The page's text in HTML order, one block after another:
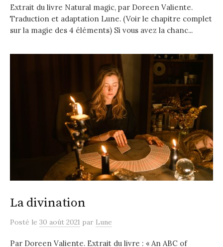
Extrait du livre Natural magic, par Doreen Valiente.
Traduction et adaptation Lune. (Voir le chapitre complet
sur la magie des 4 éléments) Si vous avez la chanc...
La divination
Posté le 30 août 2021 par Lune
Par Doreen Valiente. Extrait du livre : « An ABC of